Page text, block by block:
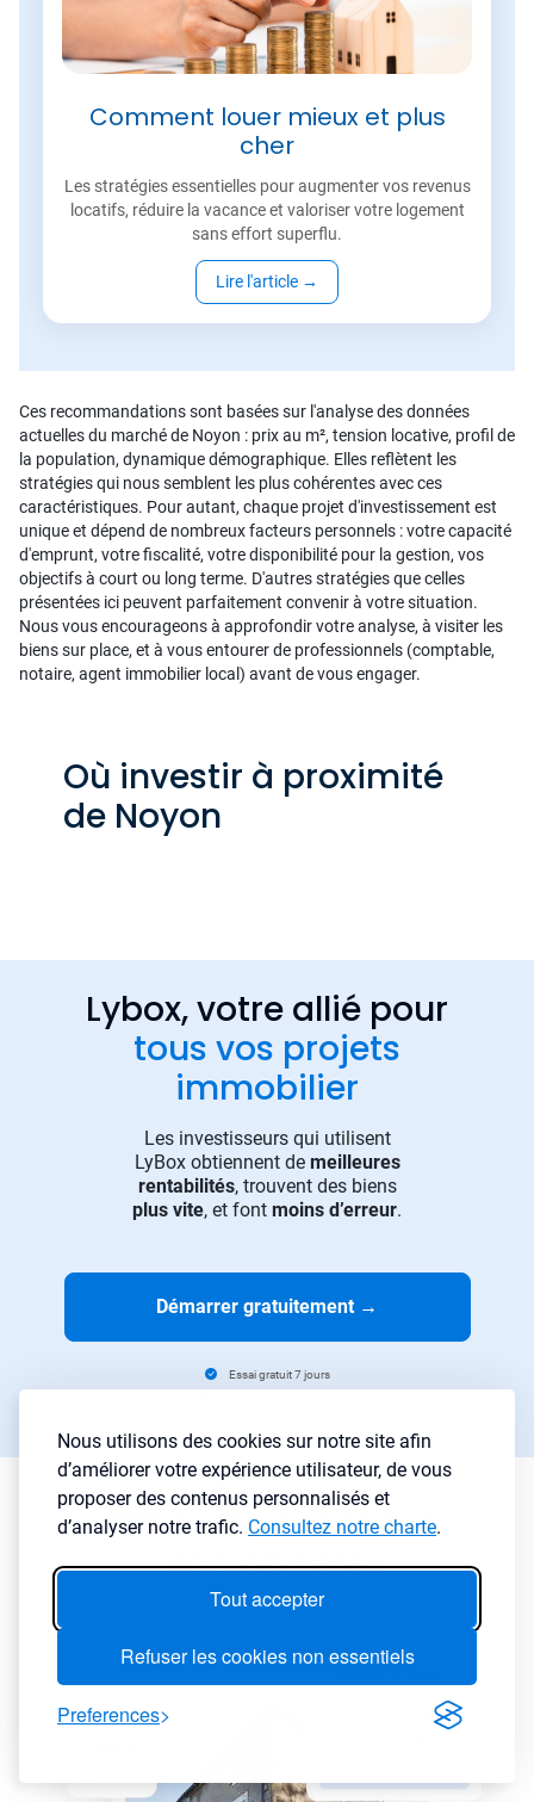
Nous utilisons des cookies sur notre site afin
d’améliorer votre expérience utilisateur, de vous
proposer des contenus personnalisés et
d’analyser notre trafic. Consultez notre charte.
Tout accepter
Refuser les cookies non essentiels
Preferences
Comment louer mieux et plus
cher
Les stratégies essentielles pour augmenter vos revenus
locatifs, réduire la vacance et valoriser votre logement
sans effort superflu.
Lire l'article →
Ces recommandations sont basées sur l'analyse des données
actuelles du marché de Noyon : prix au m², tension locative, profil de
la population, dynamique démographique. Elles reflètent les
stratégies qui nous semblent les plus cohérentes avec ces
caractéristiques. Pour autant, chaque projet d'investissement est
unique et dépend de nombreux facteurs personnels : votre capacité
d'emprunt, votre fiscalité, votre disponibilité pour la gestion, vos
objectifs à court ou long terme. D'autres stratégies que celles
présentées ici peuvent parfaitement convenir à votre situation.
Nous vous encourageons à approfondir votre analyse, à visiter les
biens sur place, et à vous entourer de professionnels (comptable,
notaire, agent immobilier local) avant de vous engager.
Où investir à proximité
de Noyon
Lybox, votre allié pour
tous vos projets
immobilier
Les investisseurs qui utilisent
LyBox obtiennent de meilleures
rentabilités, trouvent des biens
plus vite, et font moins d’erreur.
Démarrer gratuitement →
Essai gratuit 7 jours
Filtrez les annonces
immobilières